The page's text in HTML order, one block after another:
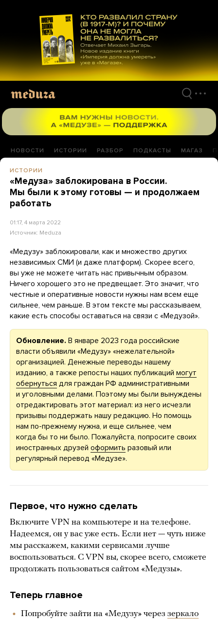
материалам
НОВОСТИ ИСТОРИИ РАЗБОР ПОДКАСТЫ МАГАЗ
ИСТОРИИ
«Медуза» заблокирована в России.
Мы были к этому готовы — и продолжаем
работать
01:17, 4 марта 2022
Источник: Meduza
«Медузу» заблокировали, как и множество других
независимых СМИ (и даже платформ). Скорее всего,
вы уже не можете читать нас привычным образом.
Ничего хорошего это не предвещает. Это значит, что
честные и оперативные новости нужны нам всем еще
сильнее, чем раньше. В этом тексте мы рассказываем,
какие есть способы оставаться на связи с «Медузой».
Обновление. В январе 2023 года российские
власти объявили «Медузу» «нежелательной»
организацией. Денежные переводы нашему
изданию, а также репосты наших публикаций могут
обернуться для граждан РФ административными
и уголовными делами. Поэтому мы были вынуждены
отредактировать этот материал: из него исчезли
призывы поддержать нашу редакцию. Но помощь
нам по-прежнему нужна, и еще сильнее, чем
когда бы то ни было. Пожалуйста, попросите своих
иностранных друзей оформить разовый или
регулярный перевод «Медузе».
Первое, что нужно сделать
Включите VPN на компьютере и на телефоне.
Надеемся, он у вас уже есть. Если нет — чуть ниже
мы расскажем, какими сервисами лучше
воспользоваться. С VPN вы, скорее всего, сможете
продолжать пользоваться сайтом «Медузы».
Теперь главное
Попробуйте зайти на «Медузу» через зеркало